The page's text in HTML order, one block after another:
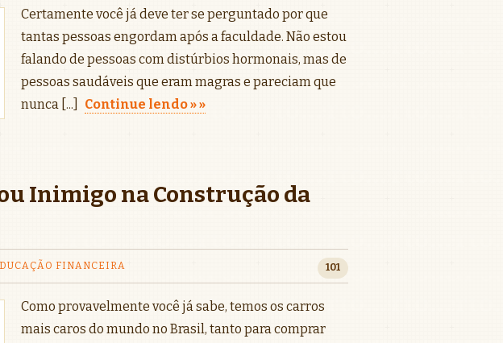
Certamente você já deve ter se perguntado por que
tantas pessoas engordam após a faculdade. Não estou
falando de pessoas com distúrbios hormonais, mas de
pessoas saudáveis que eram magras e pareciam que
nunca [...]
Continue lendo »
Inimigo na Construção da
FINANCEIRA 101
Como provavelmente você já sabe, temos os carros
mais caros do mundo no Brasil, tanto para comprar